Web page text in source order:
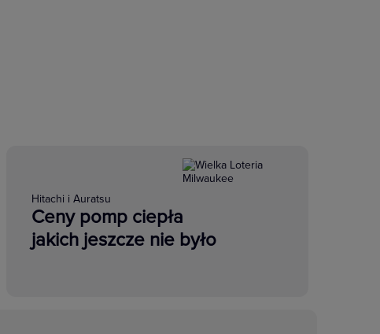
Hitachi i Auratsu
Ceny pomp ciepła
jakich jeszcze nie było